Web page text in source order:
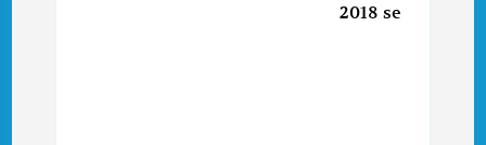
2018 se